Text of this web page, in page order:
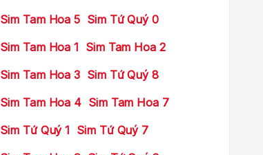
Sim Tam Hoa 5 Sim Tứ Quý 0
Sim Tam Hoa 1 Sim Tam Hoa 2
Sim Tam Hoa 3 Sim Tứ Quý 8
Sim Tam Hoa 4 Sim Tam Hoa 7
Sim Tứ Quý 1 Sim Tứ Quý 7